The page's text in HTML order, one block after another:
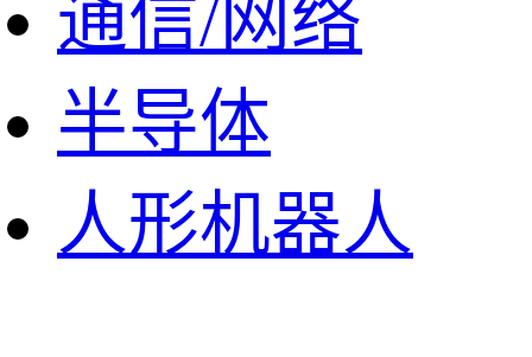
通信/网络
半导体
人形机器人